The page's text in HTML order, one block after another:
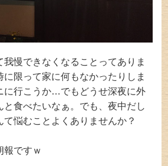
慢できなくなることってありま
限って家に何もなかったりしま
に行こうか…でもどうせ深夜に外
と食べたいなぁ。でも、夜中だし
悩むことよくありませんか？
報ですｗ